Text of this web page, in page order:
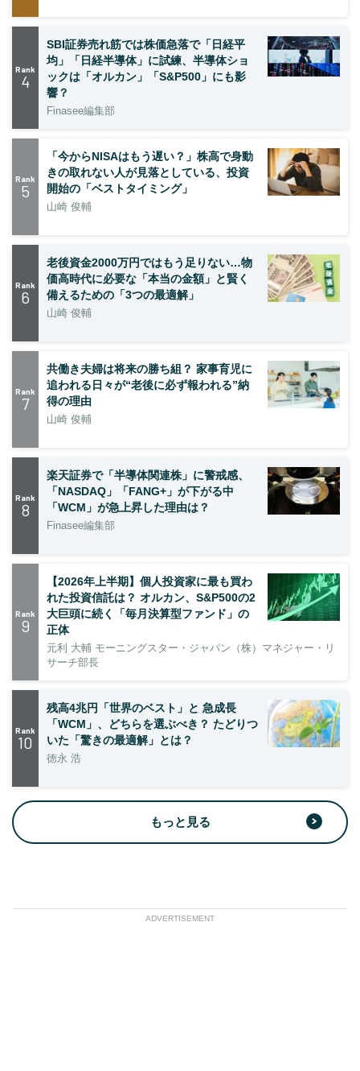
Rank
4
SBI証券売れ筋では株価急落で「日経平
均」「日経半導体」に試練、半導体ショ
ックは「オルカン」「S&P500」にも影
響？
Finasee編集部
Rank
5
「今からNISAはもう遅い？」株高で身動
きの取れない人が見落としている、投資
開始の「ベストタイミング」
山崎 俊輔
Rank
6
老後資金2000万円ではもう足りない…物
価高時代に必要な「本当の金額」と賢く
備えるための「3つの最適解」
山崎 俊輔
Rank
7
共働き夫婦は将来の勝ち組？ 家事育児に
追われる日々が“老後に必ず報われる”納
得の理由
山崎 俊輔
Rank
8
楽天証券で「半導体関連株」に警戒感、
「NASDAQ」「FANG+」が下がる中
「WCM」が急上昇した理由は？
Finasee編集部
Rank
9
【2026年上半期】個人投資家に最も買わ
れた投資信託は？ オルカン、S&P500の2
大巨頭に続く「毎月決算型ファンド」の
正体
元利 大輔 モーニングスター・ジャパン（株）マネジャー・リ
サーチ部長
Rank
10
残高4兆円「世界のベスト」と 急成長
「WCM」、どちらを選ぶべき？ たどりつ
いた「驚きの最適解」とは？
徳永 浩
もっと見る
ADVERTISEMENT